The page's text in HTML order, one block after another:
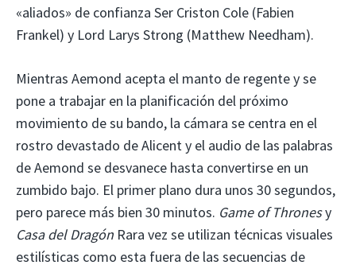
«aliados» de confianza Ser Criston Cole (Fabien
Frankel) y Lord Larys Strong (Matthew Needham).
Mientras Aemond acepta el manto de regente y se
pone a trabajar en la planificación del próximo
movimiento de su bando, la cámara se centra en el
rostro devastado de Alicent y el audio de las palabras
de Aemond se desvanece hasta convertirse en un
zumbido bajo. El primer plano dura unos 30 segundos,
pero parece más bien 30 minutos. Game of Thronesy
Casa del Dragón Rara vez se utilizan técnicas visuales
estilísticas como esta fuera de las secuencias de